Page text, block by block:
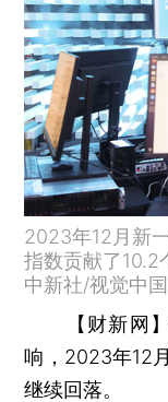
2023年12月新
指数贡献了10.2
中新社/视觉中国
【财新网】
响，2023年12
继续回落。